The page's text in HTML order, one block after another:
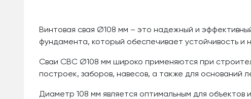
Винтовая свая Ø108 мм – это надежный и
фундамента, который обеспечивает устойчивость и
Сваи СВС Ø108 мм широко применяются при
построек, заборов, навесов, а также для оснований
Диаметр 108 мм является оптимальным для объектов